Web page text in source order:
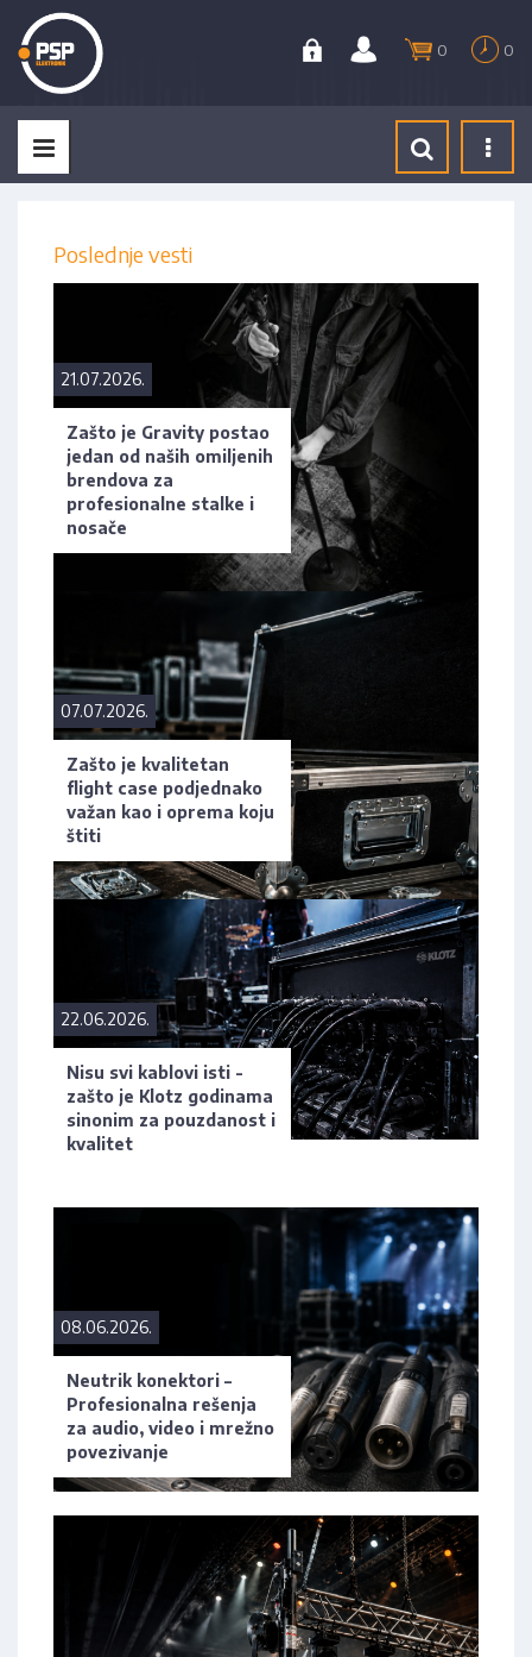
0 0
Poslednje vesti
21.07.2026.
Zašto je Gravity postao
jedan od naših omiljenih
brendova za
profesionalne stalke i
nosače
07.07.2026.
Zašto je kvalitetan
flight case podjednako
važan kao i oprema koju
štiti
22.06.2026.
Nisu svi kablovi isti -
zašto je Klotz godinama
sinonim za pouzdanost i
kvalitet
08.06.2026.
Neutrik konektori –
Profesionalna rešenja
za audio, video i mrežno
povezivanje